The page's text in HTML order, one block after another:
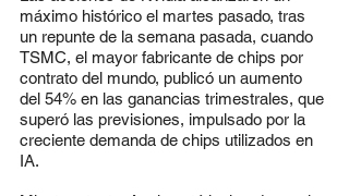
máximo histórico el martes pasado, tras
un repunte de la semana pasada, cuando
TSMC, el mayor fabricante de chips por
contrato del mundo, publicó un aumento
del 54% en las ganancias trimestrales, que
superó las previsiones, impulsado por la
creciente demanda de chips utilizados en
IA.